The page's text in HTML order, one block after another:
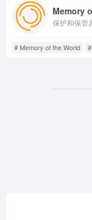
Memory
# Memory of the World